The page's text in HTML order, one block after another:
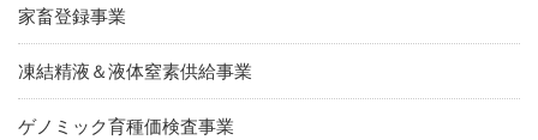
家畜登録事業
凍結精液＆液体窒素供給事業
ゲノミック育種価検査事業